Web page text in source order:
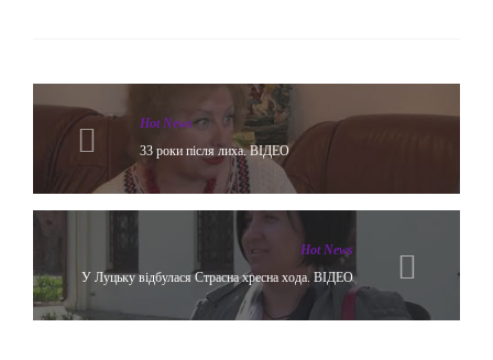
Hot News
33 роки після лиха. ВІДЕО
Hot News
У Луцьку відбулася Страсна хресна хода. ВІДЕО